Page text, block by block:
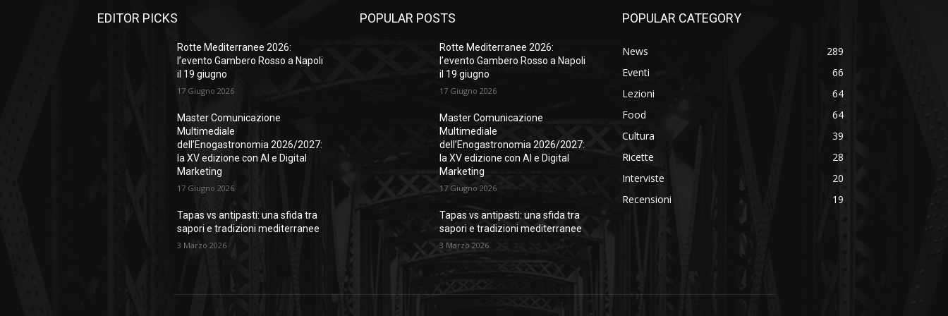
EDITOR PICKS
Rotte Mediterranee 2026:
l’evento Gambero Rosso a Napoli
il 19 giugno
17 Giugno 2026
Master Comunicazione
Multimediale
dell’Enogastronomia 2026/2027:
la XV edizione con AI e Digital
Marketing
17 Giugno 2026
Tapas vs antipasti: una sfida tra
sapori e tradizioni mediterranee
3 Marzo 2026
POPULAR POSTS
Rotte Mediterranee 2026:
l’evento Gambero Rosso a Napoli
il 19 giugno
17 Giugno 2026
Master Comunicazione
Multimediale
dell’Enogastronomia 2026/2027:
la XV edizione con AI e Digital
Marketing
17 Giugno 2026
Tapas vs antipasti: una sfida tra
sapori e tradizioni mediterranee
3 Marzo 2026
POPULAR CATEGORY
News
289
Eventi
66
Lezioni
64
Food
64
Cultura
39
Ricette
28
Interviste
20
Recensioni
19